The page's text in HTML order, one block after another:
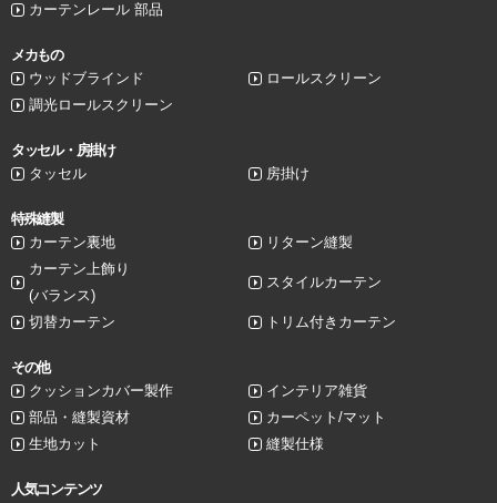
カーテンレール 部品
メカもの
ウッドブラインド
ロールスクリーン
調光ロールスクリーン
タッセル・房掛け
タッセル
房掛け
特殊縫製
カーテン裏地
リターン縫製
カーテン上飾り
(バランス)
スタイルカーテン
切替カーテン トリム付きカーテン
その他
クッションカバー製作
インテリア雑貨
部品・縫製資材
カーペット/マット
生地カット
縫製仕様
人気コンテンツ